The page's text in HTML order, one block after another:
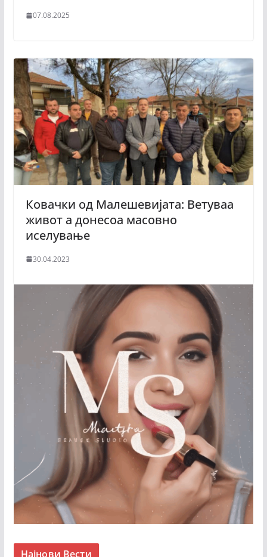
07.08.2025
Ковачки од Малешевијата: Ветуваа
живот а донесоа масовно
иселување
30.04.2023
Најнови Вести